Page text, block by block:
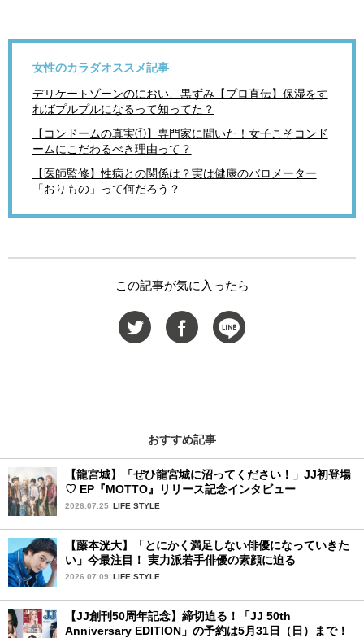
女性のカラダオススメ記事
デリケートゾーンのにおい、黒ずみ【プロ直伝】保湿をす
ればプルプルになるって知ってた？
【コンドームの真実①】専門家に聞いた！女子こそコンド
ームにこだわるべき理由って？
【医師監修】性病との関係は？実は健康のバロメーター
「おりもの」って何だろう？
この記事が気に入ったら
おすすめ記事
【龍宮城】「ぜひ龍宮城に沼ってください！」JJ初登場
♡ EP『MOTTO』リリース記念インタビュー
2026.07.25 LIFE STYLE
【藤本洸大】「とにかく満足しない俳優になっていきた
い」今最注目！ 実力派若手俳優の素顔に迫る
2026.07.09 LIFE STYLE
【JJ創刊50周年記念】締切迫る！「JJ 50th
Anniversary EDITION」の予約は5月31日（日）まで！